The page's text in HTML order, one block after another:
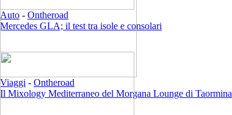
Auto - Ontheroad
Mercedes GLA; il test tra isole e consolari
Viaggi - Ontheroad
Il Mixology Mediterraneo del Morgana Lounge di Taormina